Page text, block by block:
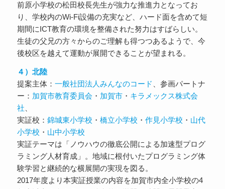
前原小学校の松田校長先生が強力な推進力となってお
り、学校内のWi-Fi設備の充実など、ハード面を含めて短
期間にICT教育の環境を整備された努力はすばらしい。
生徒の父兄の方々からのご理解も得つつあるようで、今
後校区を越えて運動が展開できることが望まれる。
４）北陸
提案主体： 一般社団法人みんなのコード 、参画パートナ
ー： 加賀市教育委員会 ・ 加賀市・ キラメックス株式会
社
実証校： 錦城東小学校 ・ 橋立小学校 ・ 作見小学校 ・ 山代
小学校 ・ 山中小学校
実証テーマは「ノウハウの徹底公開による加速型プログ
ラミング人材育成」。地域に根付いたプログラミング体
験学習と継続的な横展開の実現を図る。
2017年度より本実証授業の内容を加賀市内全小学校の4